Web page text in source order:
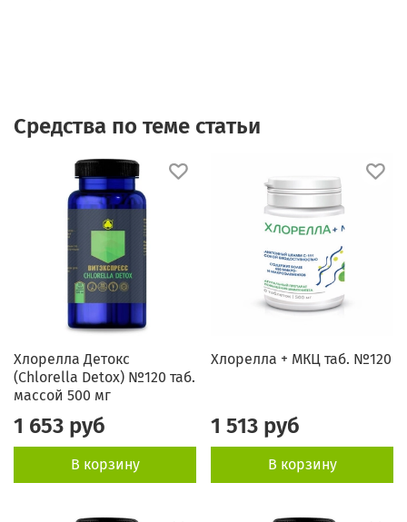
Средства по теме статьи
Хлорелла Детокс
(Chlorella Detox) №120 таб.
массой 500 мг
1 653 руб
В корзину
Хлорелла + МКЦ таб. №120
1 513 руб
В корзину